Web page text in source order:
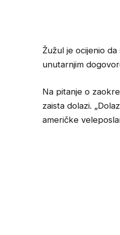
Žužul je ocijenio
unutarnjim
Na pitanje o
zaista dolazi.
američke